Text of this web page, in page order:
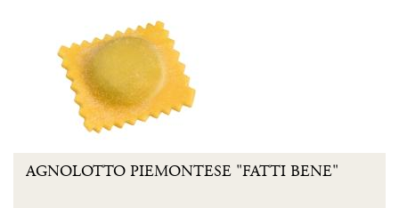
AGNOLOTTO PIEMONTESE "FATTI BENE"